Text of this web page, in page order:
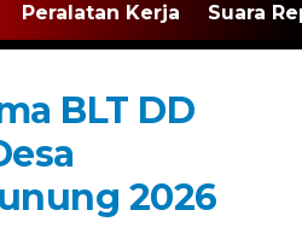
Peralatan Kerja Suara
BLT DD
2026